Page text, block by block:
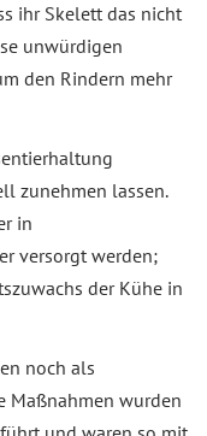
ihr Skelett das nicht
unwürdigen
den Rindern mehr
zunehmen lassen.
in
versorgt werden;
der Kühe in
noch als
Maßnahmen wurden